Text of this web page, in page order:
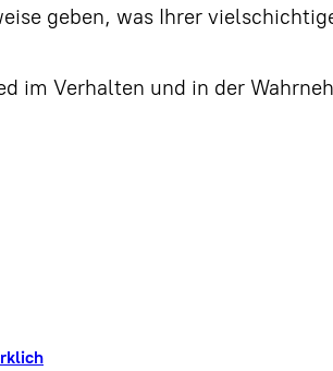
geben, was Ihrer
im Verhalten und in der